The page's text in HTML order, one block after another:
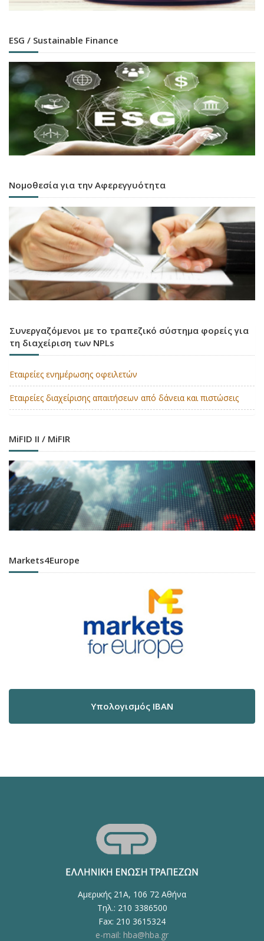
ESG / Sustainable Finance
Νομοθεσία για την Αφερεγγυότητα
Συνεργαζόμενοι με το τραπεζικό σύστημα φορείς για
τη διαχείριση των NPLs
Εταιρείες ενημέρωσης οφειλετών
Εταιρείες διαχείρισης απαιτήσεων από δάνεια και πιστώσεις
MiFID II / MiFIR
Markets4Europe
Υπολογισμός IBAN
Αμερικής 21Α, 106 72 Αθήνα
Τηλ.: 210 3386500
Fax: 210 3615324
e-mail: hba@hba.gr